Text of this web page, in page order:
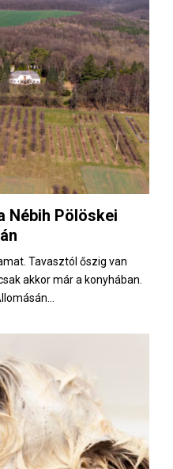
Nébih Pölöskei
Tavasztól őszig van
akkor már a konyhában.